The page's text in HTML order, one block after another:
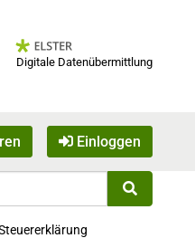
Digitale Datenübermittlung
Einloggen